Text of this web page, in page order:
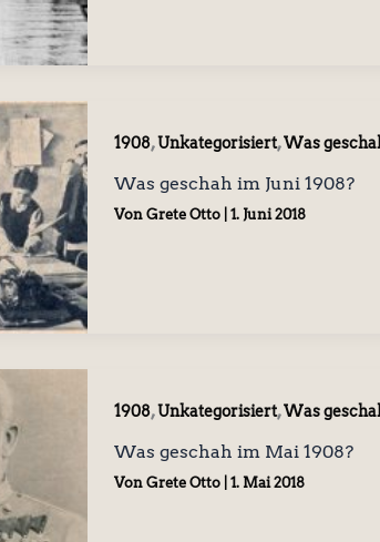
1908,Unkategorisiert,Was
Was geschah im Juni 1908?
Von Grete Otto 1. Juni 2018
1908,Unkategorisiert,Was
Was geschah im Mai 1908?
Von Grete Otto 1. Mai 2018